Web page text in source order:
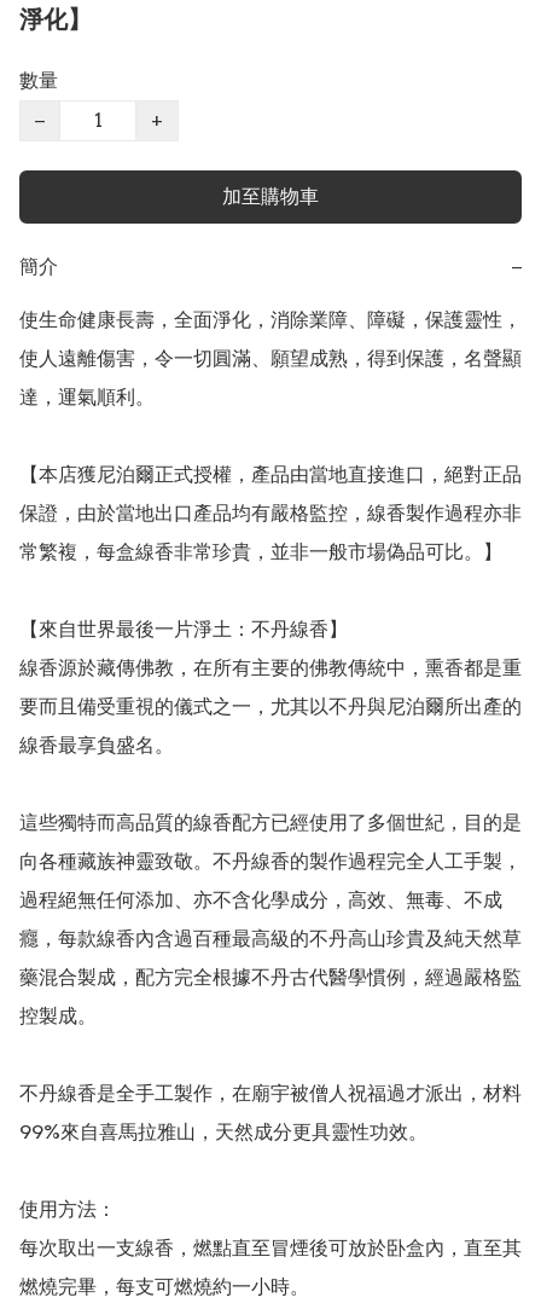
淨化】
數量
−
+
加至購物車
簡介 −
使生命健康長壽，全面淨化，消除業障、障礙，保護靈性，
使人遠離傷害，令一切圓滿、願望成熟，得到保護，名聲顯
達，運氣順利。
【本店獲尼泊爾正式授權，產品由當地直接進口，絕對正品
保證，由於當地出口產品均有嚴格監控，線香製作過程亦非
常繁複，每盒線香非常珍貴，並非一般市場偽品可比。】
【來自世界最後一片淨土：不丹線香】
線香源於藏傳佛教，在所有主要的佛教傳統中，熏香都是重
要而且備受重視的儀式之一，尤其以不丹與尼泊爾所出產的
線香最享負盛名。
這些獨特而高品質的線香配方已經使用了多個世紀，目的是
向各種藏族神靈致敬。不丹線香的製作過程完全人工手製，
過程絕無任何添加、亦不含化學成分，高效、無毒、不成
癮，每款線香內含過百種最高級的不丹高山珍貴及純天然草
藥混合製成，配方完全根據不丹古代醫學慣例，經過嚴格監
控製成。
不丹線香是全手工製作，在廟宇被僧人祝福過才派出，材料
99%來自喜馬拉雅山，天然成分更具靈性功效。
使用方法：
每次取出一支線香，燃點直至冒煙後可放於卧盒內，直至其
燃燒完畢，每支可燃燒約一小時。